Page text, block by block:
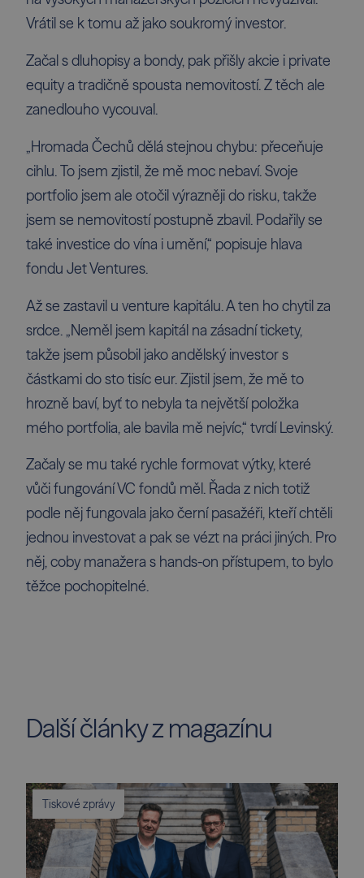
Vrátil se k tomu až jako soukromý investor.
Začal s dluhopisy a bondy, pak přišly akcie i private
equity a tradičně spousta nemovitostí. Z těch ale
zanedlouho vycouval.
„Hromada Čechů dělá stejnou chybu: přeceňuje
cihlu. To jsem zjistil, že mě moc nebaví. Svoje
portfolio jsem ale otočil výrazněji do risku, takže
jsem se nemovitostí postupně zbavil. Podařily se
také investice do vína i umění,“ popisuje hlava
fondu Jet Ventures.
Až se zastavil u venture kapitálu. A ten ho chytil za
srdce. „Neměl jsem kapitál na zásadní tickety,
takže jsem působil jako andělský investor s
částkami do sto tisíc eur. Zjistil jsem, že mě to
hrozně baví, byť to nebyla ta největší položka
mého portfolia, ale bavila mě nejvíc,“ tvrdí Levinský.
Začaly se mu také rychle formovat výtky, které
vůči fungování VC fondů měl. Řada z nich totiž
podle něj fungovala jako černí pasažéři, kteří chtěli
jednou investovat a pak se vézt na práci jiných. Pro
něj, coby manažera s hands-on přístupem, to bylo
těžce pochopitelné.
Další články z magazínu
Tiskové zprávy